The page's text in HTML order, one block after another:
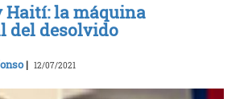
Haití: la máquina
del desolvido
| 12/07/2021